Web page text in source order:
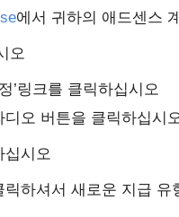
에서 귀하의 애드센스
오
’링크를 클릭하십시오
디오 버튼을 클릭하십시
십시오
릭하셔서 새로운 지급